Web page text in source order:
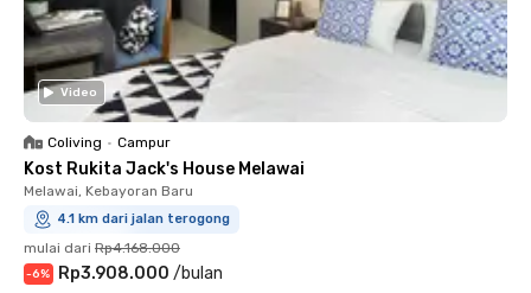
Video
Coliving • Campur
Kost Rukita Jack's House Melawai
Melawai, Kebayoran Baru
4.1 km dari jalan terogong
mulai dari Rp4.168.000
-6% Rp3.908.000 /bulan